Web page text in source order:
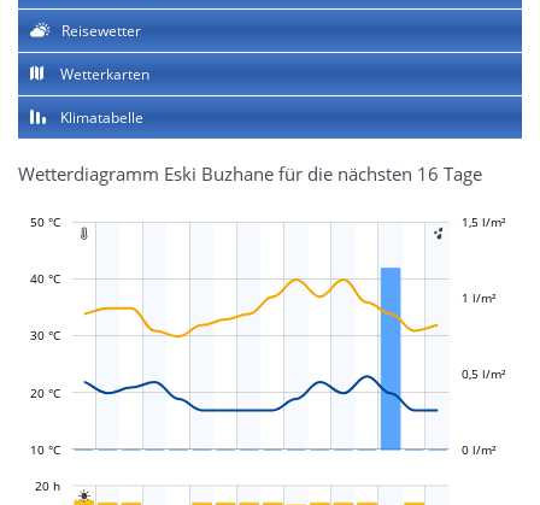
Reisewetter
Wetterkarten
Klimatabelle
Wetterdiagramm Eski Buzhane für die nächsten 16 Tage
 
10 °C
20 °C
30 °C
50 °C
40 °C
-0,4 l/m²
-0,2 l/m²
0 l/m²
0,2 l/m²
2 l/m²
1,5 l/m²
1 l/m²
0,5 l/m²
-0,5 l/m²
-1 l/m²

20 h